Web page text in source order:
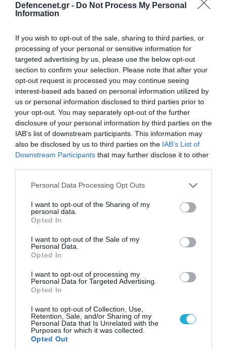
Defencenet.gr - Do Not Process My Personal
Information
If you wish to opt-out of the sale, sharing to third parties, or
processing of your personal or sensitive information for
targeted advertising by us, please use the below opt-out
section to confirm your selection. Please note that after your
opt-out request is processed you may continue seeing
interest-based ads based on personal information utilized by
us or personal information disclosed to third parties prior to
your opt-out. You may separately opt-out of the further
disclosure of your personal information by third parties on the
IAB’s list of downstream participants. This information may
also be disclosed by us to third parties on the IAB’s List of
Downstream Participants that may further disclose it to other
Please note that this website/app uses one or more Google
not limited to your visit or usage behaviour. You may click to
grant or deny consent to Google and its third-party tags to
use your data for below specified purposes in below Google
consent section.
Personal Data Processing Opt Outs
I want to opt-out of the Sharing of my
personal data.
Opted In
I want to opt-out of the Sale of my
Personal Data.
Opted In
I want to opt-out of processing my
Personal Data for Targeted Advertising.
Opted In
I want to opt-out of Collection, Use,
Retention, Sale, and/or Sharing of my
Personal Data that Is Unrelated with the
Purposes for which it was collected.
Opted Out
Τα πρώτα πλάνα ομάδας Βορειοκορεατών
στρατιωτών από την αποστολή των 30.000
που έφτασαν στη Ρωσία (βίντεο)
07.08.2026 | 08:02
Κλιμακώνουν οι Χούθι: Eξαπέλυσαν επιθέσεις
κατά στρατιωτικών δυνάμεων στην Υεμένη –
Πλήγματα & στη Σαουδική Αραβία!